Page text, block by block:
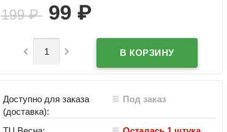
199₽ 99 ₽
 
Доступно для заказа
(доставка):
Под заказ